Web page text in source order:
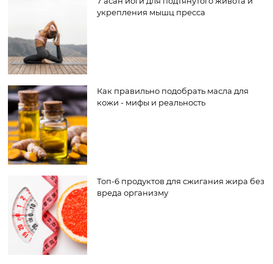
укрепления мышц пресса
Как правильно подобрать масла для
кожи - мифы и реальность
Топ-6 продуктов для сжигания жира без
вреда организму